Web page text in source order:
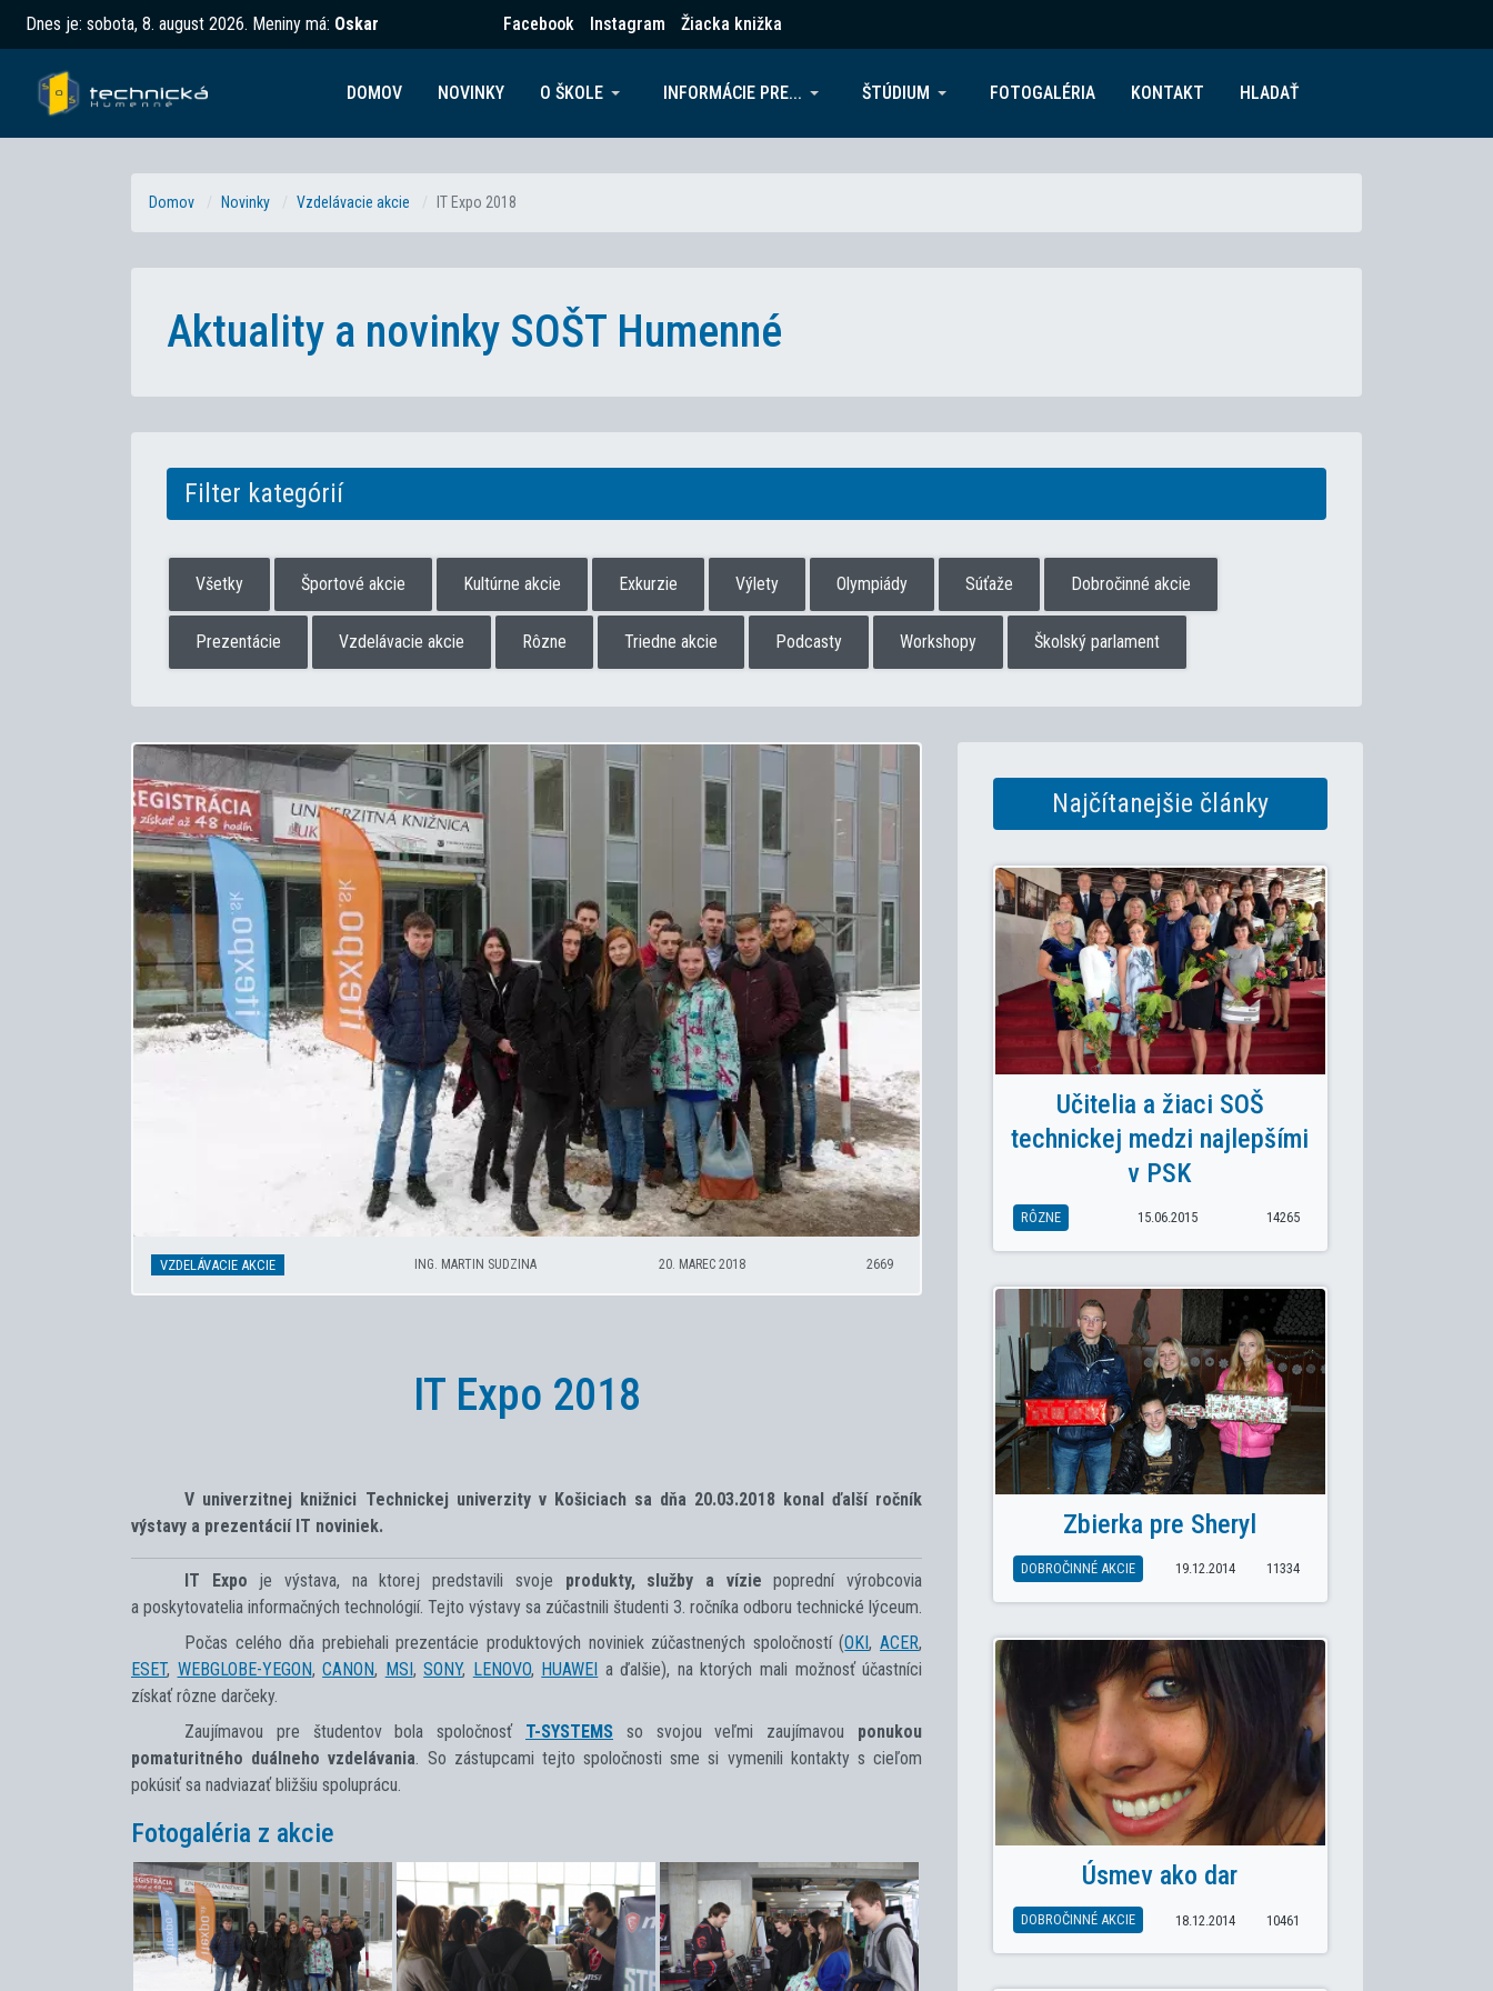
Dnes je: sobota, 8. august 2026. Meniny má: Oskar Facebook Instagram Žiacka knižka
DOMOV NOVINKY O ŠKOLE INFORMÁCIE PRE... ŠTÚDIUM FOTOGALÉRIA KONTAKT HLADAŤ
Domov Novinky Vzdelávacie akcie IT Expo 2018
Aktuality a novinky SOŠT Humenné
Filter kategórií
Všetky Športové akcie Kultúrne akcie Exkurzie Výlety Olympiády Súťaže Dobročinné akcie
Prezentácie Vzdelávacie akcie Rôzne Triedne akcie Podcasty Workshopy Školský parlament
VZDELÁVACIE AKCIE ING. MARTIN SUDZINA 20. MAREC 2018 2669
IT Expo 2018
V univerzitnej knižnici Technickej univerzity v Košiciach sa dňa 20.03.2018 konal ďalší ročník
výstavy a prezentácií IT noviniek.
IT Expo je výstava, na ktorej predstavili svoje produkty, služby a vízie poprední výrobcovia
a poskytovatelia informačných technológií. Tejto výstavy sa zúčastnili študenti 3. ročníka odboru technické lýceum.
Počas celého dňa prebiehali prezentácie produktových noviniek zúčastnených spoločností (OKI,ACER,
ESET, WEBGLOBE-YEGON,CANON, MSI,SONY, LENOVO, HUAWEI a ďalšie), na ktorých mali možnosť účastníci
získať rôzne darčeky.
Zaujímavou pre študentov bola spoločnosť T-SYSTEMS so svojou veľmi zaujímavou ponukou
pomaturitného duálneho vzdelávania . So zástupcami tejto spoločnosti sme si vymenili kontakty s cieľom
pokúsiť sa nadviazať bližšiu spoluprácu.
Fotogaléria z akcie
Najčítanejšie články
Učitelia a žiaci SOŠ
technickej medzi najlepšími
v PSK
RÔZNE 15.06.2015 14265
Zbierka pre Sheryl
DOBROČINNÉ AKCIE 19.12.2014 11334
Úsmev ako dar
DOBROČINNÉ AKCIE 18.12.2014 10461